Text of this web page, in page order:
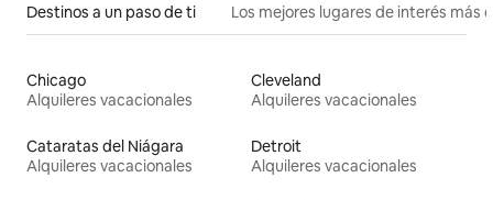
Destinos a un paso de ti Los mejores lugares de interés más
Chicago
Alquileres vacacionales
Cleveland
Alquileres vacacionales
Cataratas del Niágara
Alquileres vacacionales
Detroit
Alquileres vacacionales